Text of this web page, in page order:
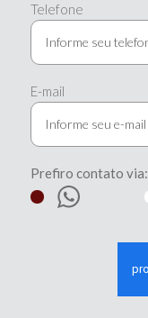
Telefone
E-mail
Prefiro contato via: